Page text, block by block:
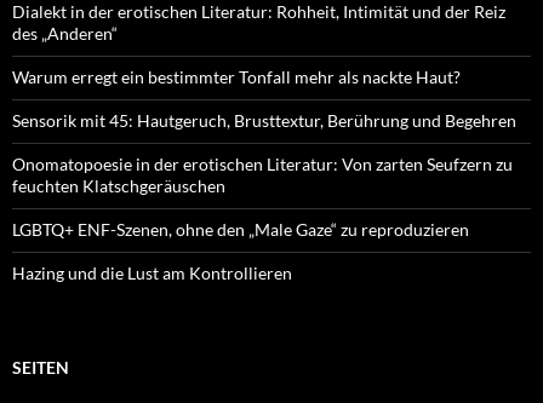
Dialekt in der erotischen Literatur: Rohheit, Intimität und der Reiz
des „Anderen“
Warum erregt ein bestimmter Tonfall mehr als nackte Haut?
Sensorik mit 45: Hautgeruch, Brusttextur, Berührung und Begehren
Onomatopoesie in der erotischen Literatur: Von zarten Seufzern zu
feuchten Klatschgeräuschen
LGBTQ+ ENF-Szenen, ohne den „Male Gaze“ zu reproduzieren
Hazing und die Lust am Kontrollieren
SEITEN